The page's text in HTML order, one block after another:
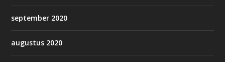
september 2020
augustus 2020